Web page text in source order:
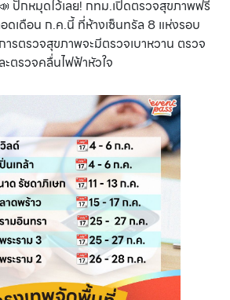
ปักหมุดไว้เลย! กทม.เปิดตรวจสุขภาพฟรี
ดเดือน ก.ค.นี้ ที่ห้างเซ็นทรัล 8 แห่งรอบ
ารตรวจสุขภาพจะมีตรวจเบาหวาน ตรวจ
ะตรวจคลื่นไฟฟ้าหัวใจ